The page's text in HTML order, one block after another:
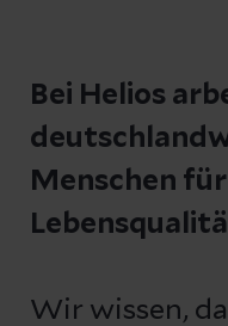
Bei Helios
Menschen
Wir wissen,